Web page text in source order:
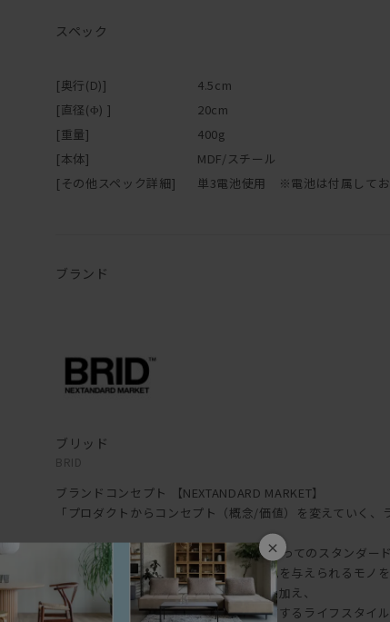
×
スペック
[奥行(D)]
4.5cm
[直径(Φ) ]
20cm
[重量]
400g
[本体]
MDF/スチール
[その他スペック詳細]
単3電池使用 ※電池は付属してお
ブランド
ブリッド
BRID
ブランドコンセプト 【NEXTANDARD MARKET】
「プロダクトからコンセプト（概念/価値）を変えていく、
BRIDが創り出すプロダクトはあなたにとってのスタンダー
普段の暮らしを楽しむこと。日常に変化を与えられるモノを
日々の生活に新しいデザインや遊び心を加え、
新しいコンセプト（概念や価値）を発信するライフスタイル